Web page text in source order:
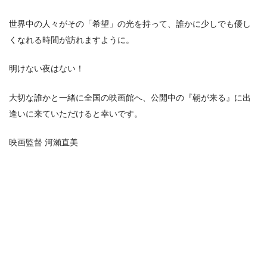
世界中の人々がその「希望」の光を持って、誰かに少しでも優し
くなれる時間が訪れますように。
明けない夜はない！
大切な誰かと一緒に全国の映画館へ、公開中の『朝が来る』に出
逢いに来ていただけると幸いです。
映画監督 河瀨直美